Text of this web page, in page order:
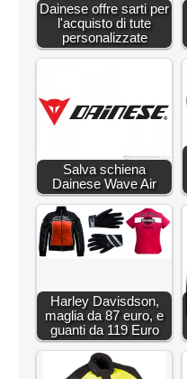
Dainese offre sarti per
l'acquisto di tute
personalizzate
Salva schiena
Dainese Wave Air
Harley Davisdson,
maglia da 87 euro, e
guanti da 119 Euro